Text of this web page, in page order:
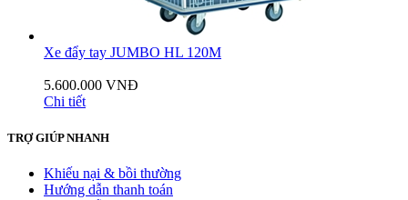
Xe đẩy tay JUMBO HL 120M
5.600.000 VNĐ
Chi tiết
TRỢ GIÚP NHANH
Khiếu nại & bồi thường
Hướng dẫn thanh toán